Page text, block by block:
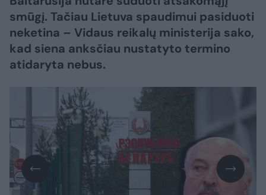
smūgį. Tačiau Lietuva spaudimui pasiduoti
neketina – Vidaus reikalų ministerija sako,
kad siena anksčiau nustatyto termino
atidaryta nebus.